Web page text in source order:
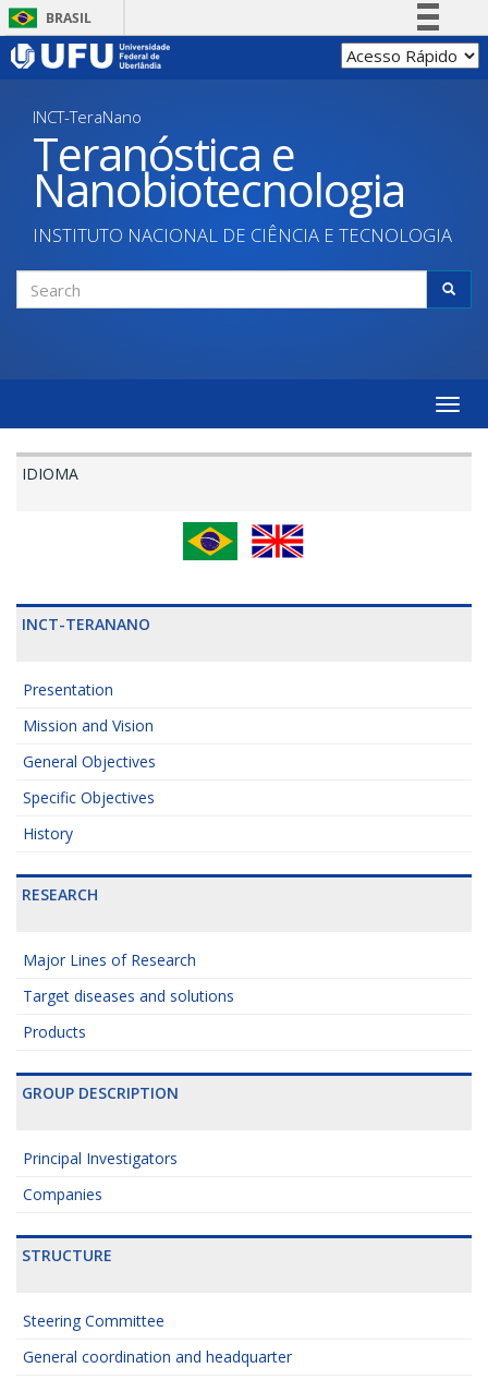
Skip
to
main
BRASIL
Simplifique!
Acesso à informação
Legislação
Canais
INCT-TeraNano
Teranóstica e
Nanobiotecnologia
INSTITUTO NACIONAL DE CIÊNCIA E TECNOLOGIA
Search
Toggle
IDIOMA
INCT-TERANANO
Presentation
Mission and Vision
General Objectives
Specific Objectives
History
RESEARCH
Major Lines of Research
Target diseases and solutions
Products
GROUP DESCRIPTION
Principal Investigators
Companies
STRUCTURE
Steering Committee
General coordination and headquarter